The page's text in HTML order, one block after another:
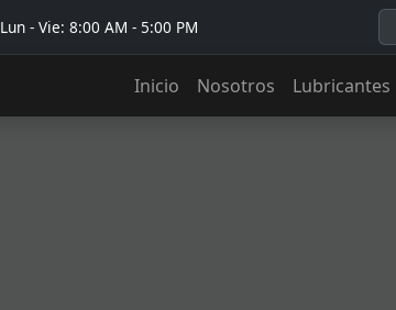
Lun - Vie: 8:00 AM - 5:00 PM
Inicio Nosotros Lubricantes